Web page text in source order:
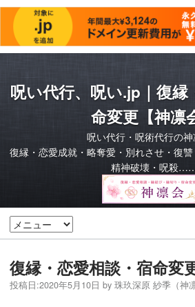
呪い代行、呪い.jp｜復縁
命変更【神凛
呪い代行・呪術代行の神
復縁・恋愛成就・略奪愛・別れさせ・復
精神破壊・呪殺
復縁・恋愛相談・宿命変
投稿日:2020年5月10日 by 珠玖深原 紗季（神